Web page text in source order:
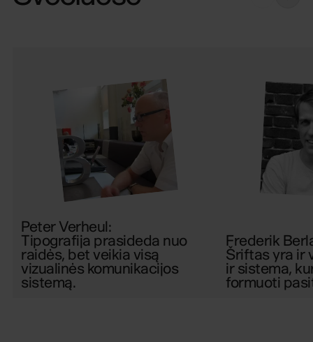
Tipografija prasideda nuo
raidės, bet veikia visą
vizualinės komunikacijos
sistemą.
Šriftas yra ir
ir sistema,
formuoti